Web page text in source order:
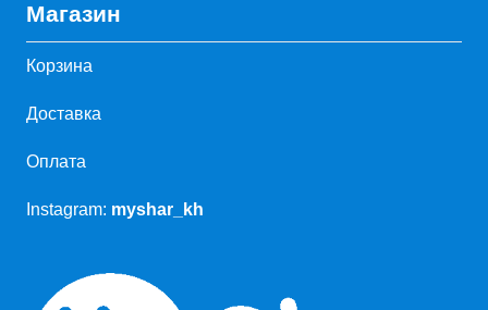
Магазин
Корзина
Доставка
Оплата
Instagram: myshar_kh